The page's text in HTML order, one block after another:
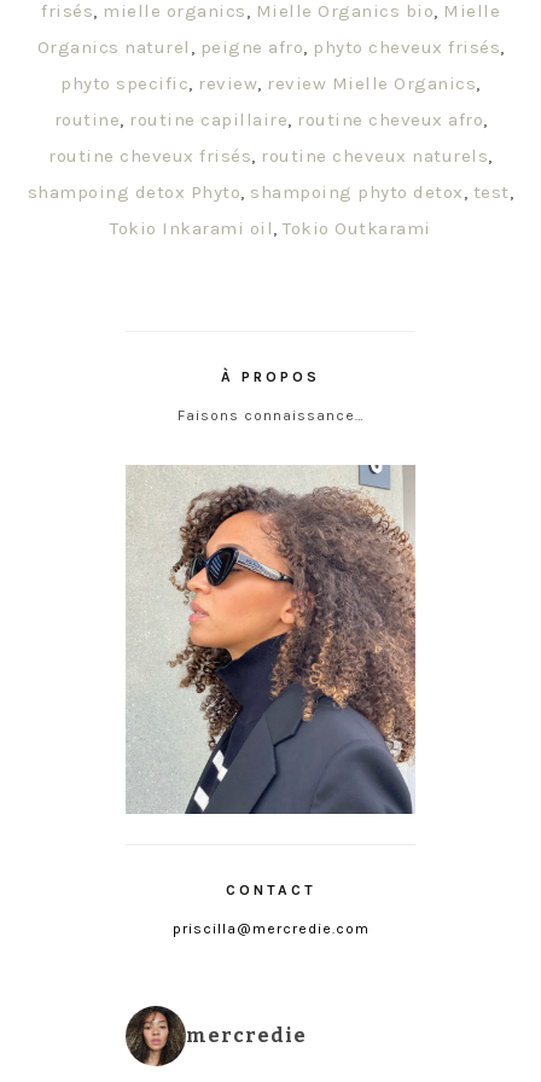
frisés, mielle organics, Mielle Organics bio, Mielle
Organics naturel , peigne afro, phyto cheveux frisés,
phyto specific, review, review Mielle Organics,
routine, routine capillaire, routine cheveux afro,
routine cheveux frisés, routine cheveux naturels,
shampoing detox Phyto, shampoing phyto detox, test,
Tokio Inkarami oil,Tokio Outkarami
À PROPOS
Faisons connaissance…
CONTACT
priscilla@mercredie.com
mercredie